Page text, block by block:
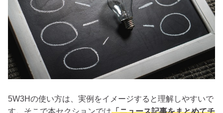
5W3Hの使い方は、実例をイメージすると理解しやすいで